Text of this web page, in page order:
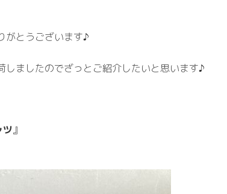
がとうございます♪
しましたのでざっとご紹介したいと思います♪
ツ』